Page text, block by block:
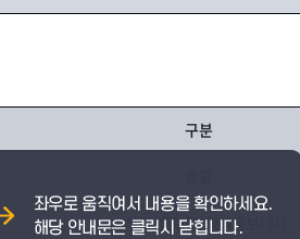
구분
소식지, 홍보물, 학생홍보대사